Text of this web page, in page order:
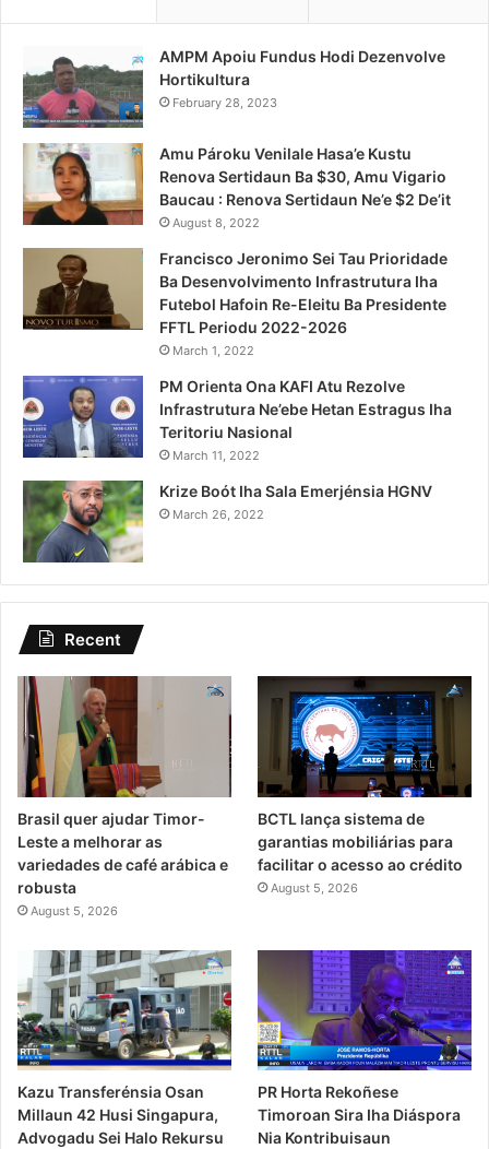
AMPM Apoiu Fundus Hodi Dezenvolve
Hortikultura
February 28, 2023
Amu Pároku Venilale Hasa’e Kustu
Renova Sertidaun Ba $30, Amu Vigario
Baucau : Renova Sertidaun Ne’e $2 De’it
August 8, 2022
Francisco Jeronimo Sei Tau Prioridade
Ba Desenvolvimento Infrastrutura Iha
Futebol Hafoin Re-Eleitu Ba Presidente
FFTL Periodu 2022-2026
March 1, 2022
PM Orienta Ona KAFI Atu Rezolve
Infrastrutura Ne’ebe Hetan Estragus Iha
Teritoriu Nasional
March 11, 2022
Krize Boót Iha Sala Emerjénsia HGNV
March 26, 2022
Recent
Brasil quer ajudar Timor-
Leste a melhorar as
variedades de café arábica e
robusta
August 5, 2026
BCTL lança sistema de
garantias mobiliárias para
facilitar o acesso ao crédito
August 5, 2026
Kazu Transferénsia Osan
Millaun 42 Husi Singapura,
Advogadu Sei Halo Rekursu
PR Horta Rekoñese
Timoroan Sira Iha Diáspora
Nia Kontribuisaun